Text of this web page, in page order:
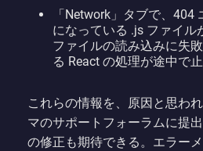
「Network」タブで、404
になっている .js ファイル
ファイルの読み込みに失
る React の処理が途中で
これらの情報を、原因と思わ
マのサポートフォーラムに提
の修正も期待できる。エラー